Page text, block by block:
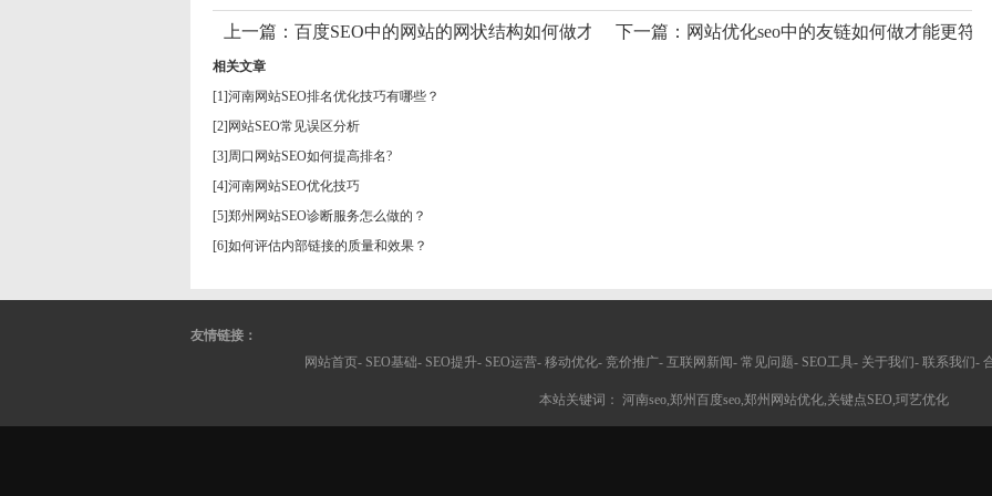
上一篇： 百度SEO中的网站的网状结构如何做才能更符合SEO规则？
下一篇： 网站优化seo中的友链如何做才能更符合
相关文章
[1]河南网站SEO排名优化技巧有哪些？
[2] 网站SEO常见误区分析
[3]周口网站SEO如何提高排名?
[4]河南网站SEO优化技巧
[5]郑州网站SEO诊断服务怎么做的？
[6]如何评估内部链接的质量和效果？
友情链接：
网站首页- SEO基础- SEO提升- SEO运营- 移动优化- 竞价推广- 互联网新闻- 常见问题- SEO工具- 关于我们- 联系我们-
本站关键词： 河南seo,郑州百度seo,郑州网站优化,关键点SEO,珂艺优化